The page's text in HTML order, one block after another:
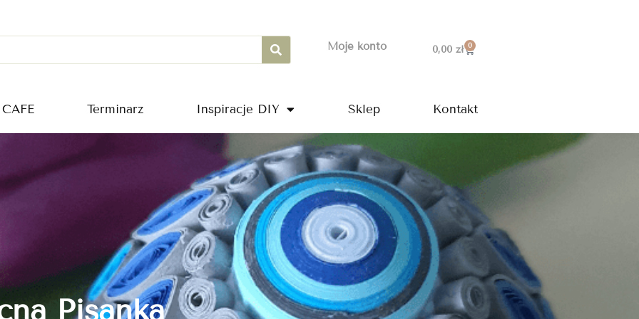
Moje konto 0,00zł 0
Wózek
Terminarz Inspiracje DIY Sklep Kontakt
Pisanka